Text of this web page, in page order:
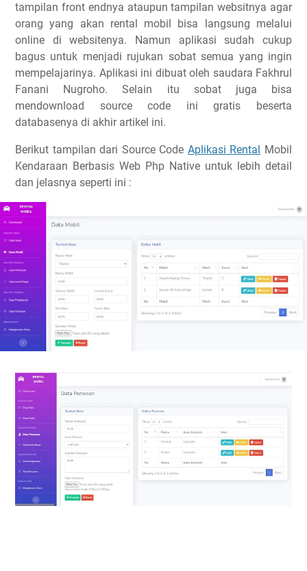
tampilan front endnya ataupun tampilan websitnya agar
orang yang akan rental mobil bisa langsung melalui
online di websitenya. Namun aplikasi sudah cukup
bagus untuk menjadi rujukan sobat semua yang ingin
mempelajarinya. Aplikasi ini dibuat oleh saudara Fakhrul
Fanani Nugroho. Selain itu sobat juga bisa
mendownload source code ini gratis beserta
databasenya di akhir artikel ini.
Berikut tampilan dari Source Code Aplikasi Rental Mobil
Kendaraan Berbasis Web Php Native untuk lebih detail
dan jelasnya seperti ini :